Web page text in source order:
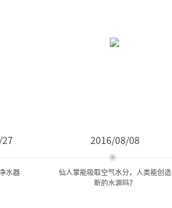
水器
2016/08/08
仙人掌能吸取空气水分，人类能创造
新的水源吗？